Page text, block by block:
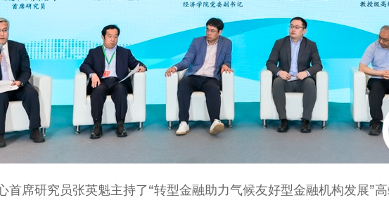
首席研究员张英魁主持了“转型金融助力气候友好型金融机构发展”